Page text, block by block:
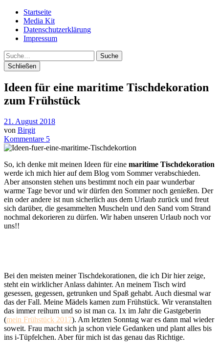
Startseite
Media Kit
Datenschutzerklärung
Impressum
Suche
Schließen
Ideen für eine maritime Tischdekoration
zum Frühstück
21. August 2018
von Birgit
Kommentare 5
So, ich denke mit meinen Ideen für eine maritime Tischdekoration
werde ich mich hier auf dem Blog vom Sommer verabschieden.
Aber ansonsten stehen uns bestimmt noch ein paar wunderbar
warme Tage bevor und wir dürfen den Sommer noch genießen. Der
ein oder andere ist nun sicherlich aus dem Urlaub zurück und freut
sich darüber, die gesammelten Muscheln und den Sand vom Strand
nochmal dekorieren zu dürfen. Wir haben unseren Urlaub noch vor
uns!!
Bei den meisten meiner Tischdekorationen, die ich Dir hier zeige,
steht ein wirklicher Anlass dahinter. An meinem Tisch wird
gesessen, gegessen, getrunken und Spaß gehabt. Auch diesmal war
das der Fall. Meine Mädels kamen zum Frühstück. Wir veranstalten
das immer reihum und so ist man ca. 1x im Jahr die Gastgeberin
(mein Frühstück 2017). Am letzten Sonntag war es dann mal wieder
soweit. Frau macht sich ja schon viele Gedanken und plant alles bis
ins i-Tüpfelchen. Aber für mich ist das genau das Richtige.